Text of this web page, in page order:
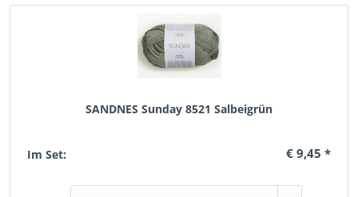
SANDNES Sunday 8521 Salbeigrün
Im Set: € 9,45 *